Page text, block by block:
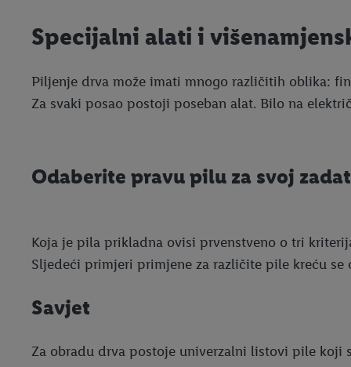
Specijalni alati i
Piljenje drva može imati mnogo različitih oblika:
Za svaki posao postoji poseban alat. Bilo na
Odaberite pravu pilu za svoj
Koja je pila prikladna ovisi prvenstveno o tri
Sljedeći primjeri primjene za različite pile kreću
Savjet
Za obradu drva postoje univerzalni listovi pile koji